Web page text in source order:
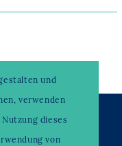
und
verwenden
dieses
von